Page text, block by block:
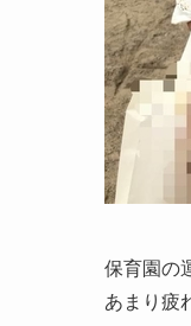
保育園の
あまり疲